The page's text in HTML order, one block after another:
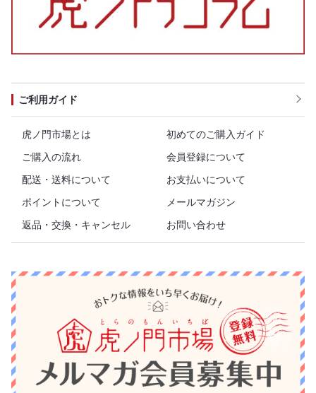
ご利用ガイド
虎ノ門市場とは
初めてのご購入ガイド
ご購入の流れ
会員登録について
配送・送料について
お支払いについて
ポイントについて
メールマガジン
返品・交換・キャンセル
お問い合わせ